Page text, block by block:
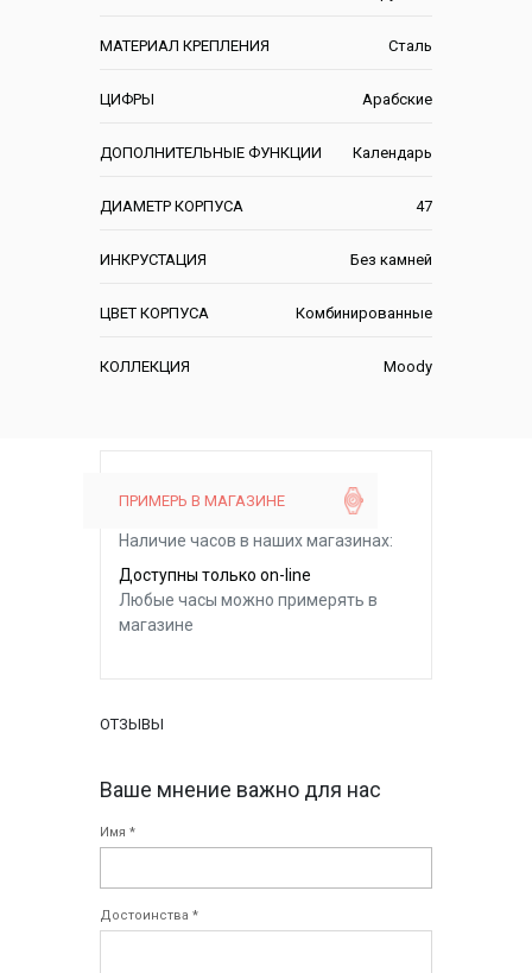
МАТЕРИАЛ КРЕПЛЕНИЯ Сталь
ЦИФРЫ Арабские
ДОПОЛНИТЕЛЬНЫЕ ФУНКЦИИ Календарь
ДИАМЕТР КОРПУСА 47
ИНКРУСТАЦИЯ Без камней
ЦВЕТ КОРПУСА Комбинированные
КОЛЛЕКЦИЯ Moody
ПРИМЕРЬ В МАГАЗИНЕ
Наличие часов в наших магазинах:
Доступны только on-line
Любые часы можно примерять в
магазине
ОТЗЫВЫ
Ваше мнение важно для нас
Имя *
Достоинства *